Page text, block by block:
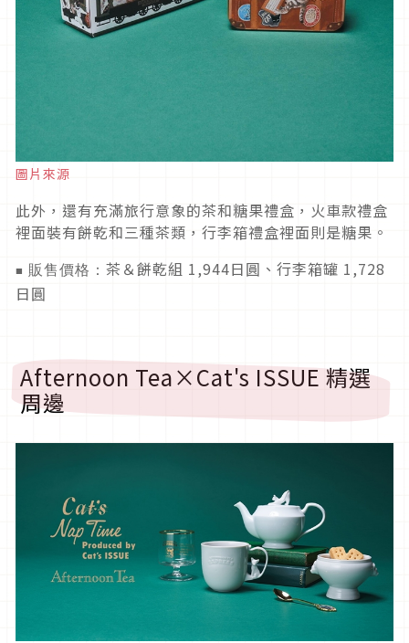
圖片來源
此外，還有充滿旅行意象的茶和糖果禮盒，火車款禮盒
裡面裝有餅乾和三種茶類，行李箱禮盒裡面則是糖果。
■ 販售價格： 茶＆餅乾組 1,944日圓、行李箱罐 1,728
日圓
Afternoon Tea×Cat's ISSUE 精選
周邊